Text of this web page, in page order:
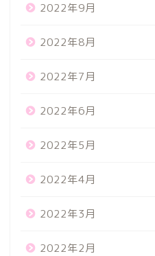
2022年9月
2022年8月
2022年7月
2022年6月
2022年5月
2022年4月
2022年3月
2022年2月